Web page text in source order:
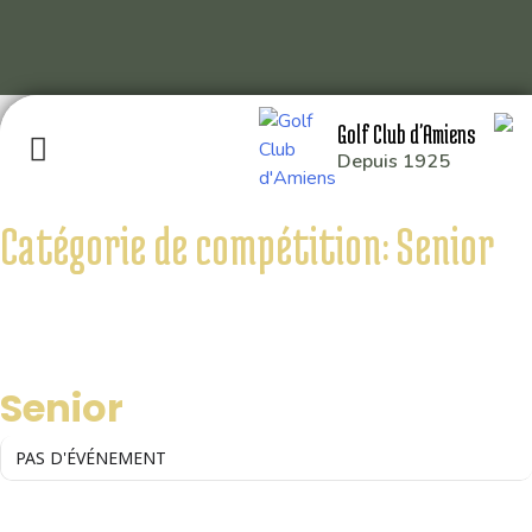
Skip
content
Golf Club d'Amiens
Depuis 1925
Catégorie de compétition: Senior
Senior
PAS D'ÉVÉNEMENT